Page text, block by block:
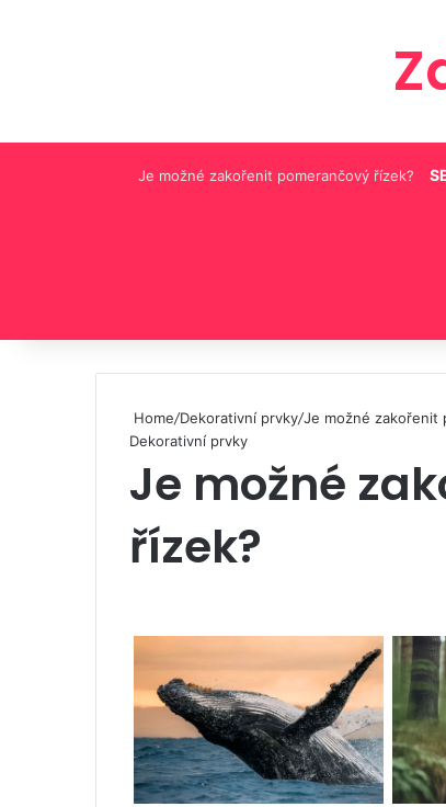
Je možné zakořenit pomerančový řízek?
Home/Dekorativní prvky/Je možné zakořenit
Dekorativní prvky
Je možné
řízek?